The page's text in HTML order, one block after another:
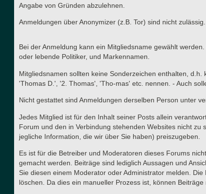
Angabe von Gründen abzulehnen.
Anmeldungen über Anonymizer (z.B. Tor) sind nicht zulässig.
Bei der Anmeldung kann ein Mitgliedsname gewählt
oder lebende Politiker, und Markennamen.
Mitgliedsnamen sollten keine Sonderzeichen enthalten,
'Thomas D.', '2. Thomas', 'Tho-mas' etc. nennen. - Auch
Nicht gestattet sind Anmeldungen derselben Person unter
Jedes Mitglied ist für den Inhalt seiner Posts allein
Forum und den in Verbindung stehenden Websites nicht
jegliche Information, die wir über Sie haben) preiszugeben.
Es ist für die Betreiber und Moderatoren dieses Forums
gemacht werden. Beiträge sind lediglich Aussagen und
Sie diesen einem Moderator oder Administrator melden.
löschen. Da dies ein manueller Prozess ist, können